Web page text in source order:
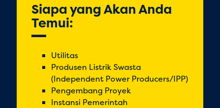
Siapa yang Akan Anda
Temui:
Utilitas
Produsen Listrik Swasta
(Independent Power Producers/IPP)
Pengembang Proyek
Instansi Pemerintah